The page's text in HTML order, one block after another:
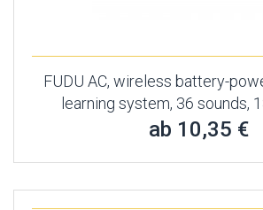
FUDU AC, wireless battery-
learning system, 36 sounds,
ab 10,35 €